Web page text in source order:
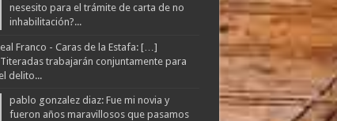
nesesito para el trámite de carta de no
inhabilitación?...
Franco - Caras de la Estafa: […]
Titeradas trabajarán conjuntamente para
delito...
pablo gonzalez diaz: Fue mi novia y
fueron años maravillosos que pasamos